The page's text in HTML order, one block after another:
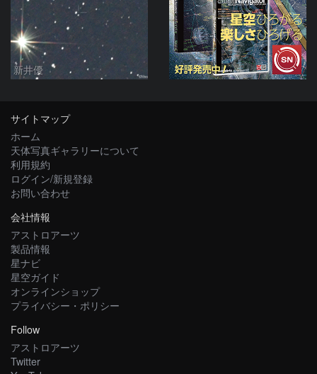
新井優
サイトマップ
ホーム
天体写真ギャラリーについて
利用規約
ログイン/新規登録
お問い合わせ
会社情報
アストロアーツ
製品情報
星ナビ
星空ガイド
オンラインショップ
プライバシー・ポリシー
Follow
アストロアーツ
Twitter